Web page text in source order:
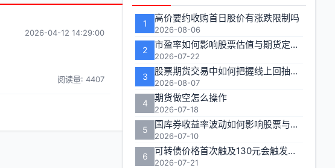
2026-04-12 14:29:00
阅读量: 4407
能
区
1 高价要约收购首日股价有涨跌限制吗
2026-08-06
2 市盈率如何影响股票估值与期货定价逻辑
2026-07-22
3 股票期货交易中如何把握线上回抽的入场时机
2026-08-07
4 期货做空怎么操作
2026-07-18
5 国库券收益率波动如何影响股票与期货市场联动性
2026-07-10
6 可转债价格首次触及130元会触发多长时间的临时停牌
2026-07-21